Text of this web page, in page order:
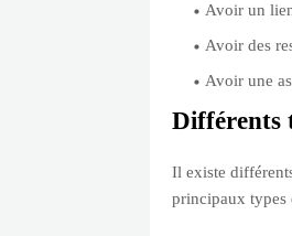
Avoir un
Avoir des
Avoir une
Différents
Il existe
principaux types